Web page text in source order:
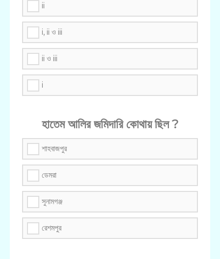
ii
i, ii ও iii
ii ও iii
i
হাতেম আলির জমিদারি কোথায় ছিল ?
শাহবাজপুর
ডেমরা
সুনামগঞ্জ
রেশমপুর